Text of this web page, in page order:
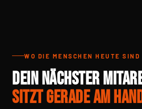
WO DIE MENSCHEN HEUTE SIND
DEIN NÄCHSTER
SITZT GERADE AM